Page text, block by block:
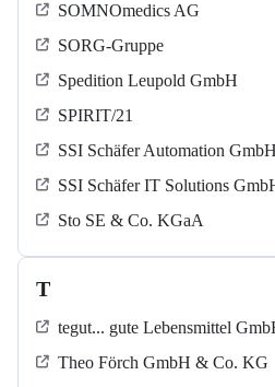
SOMNOmedics AG
SORG-Gruppe
Spedition Leupold GmbH
SPIRIT/21
SSI Schäfer Automation GmbH
SSI Schäfer IT Solutions
Sto SE & Co. KGaA
T
tegut... gute Lebensmittel
Theo Förch GmbH & Co. KG